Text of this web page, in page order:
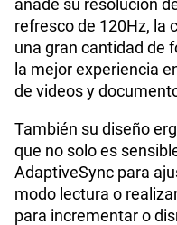
Planes Móviles